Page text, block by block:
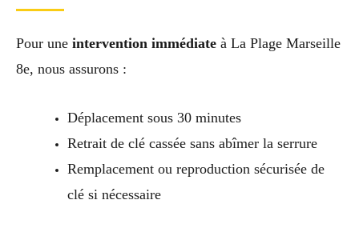
Pour une intervention immédiate à La Plage Marseille
8e, nous assurons :
Déplacement sous 30 minutes
Retrait de clé cassée sans abîmer la serrure
Remplacement ou reproduction sécurisée de
clé si nécessaire